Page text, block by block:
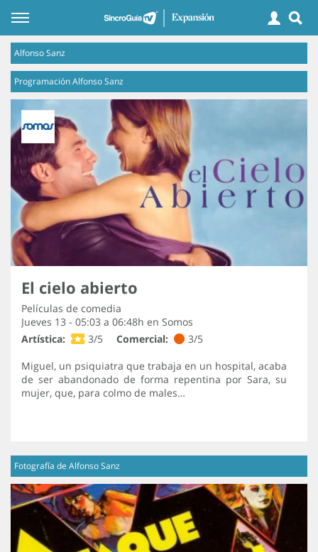
Alfonso Sanz
Programación Alfonso Sanz
El cielo abierto
Películas de comedia
Jueves 13 - 05:03 a 06:48h en Somos
Artística:
3/5 Comercial:
3/5
Miguel, un psiquiatra que trabaja en un hospital, acaba
de ser abandonado de forma repentina por Sara, su
mujer, que, para colmo de males…
Fotografía de Alfonso Sanz